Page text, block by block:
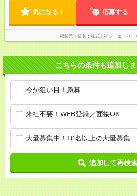
気になる！ 応募する
掲載元企業名 株式会社シーエーセー
こちらの条件も追加し
今が狙い目！急募
来社不要！WEB登録／面接OK
大量募集中！10名以上の大量募集
追加して再検索